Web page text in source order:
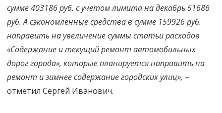
сумме 403186 руб. с учетом лимита на декабрь 51686
руб. А сэкономленные средства в сумме 159926 руб.
направить на увеличение суммы статьи расходов
«Содержание и текущий ремонт автомобильных
дорог города», которые планируется направить на
ремонт и зимнее содержание городских улиц», –
отметил Сергей Иванович.